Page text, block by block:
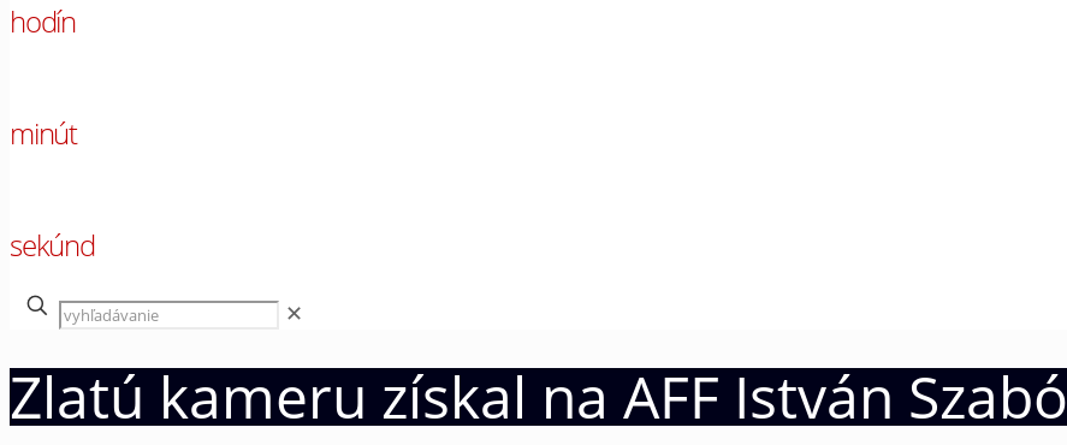
hodín
minút
sekúnd
✕
Zlatú kameru získal na AFF István Szabó